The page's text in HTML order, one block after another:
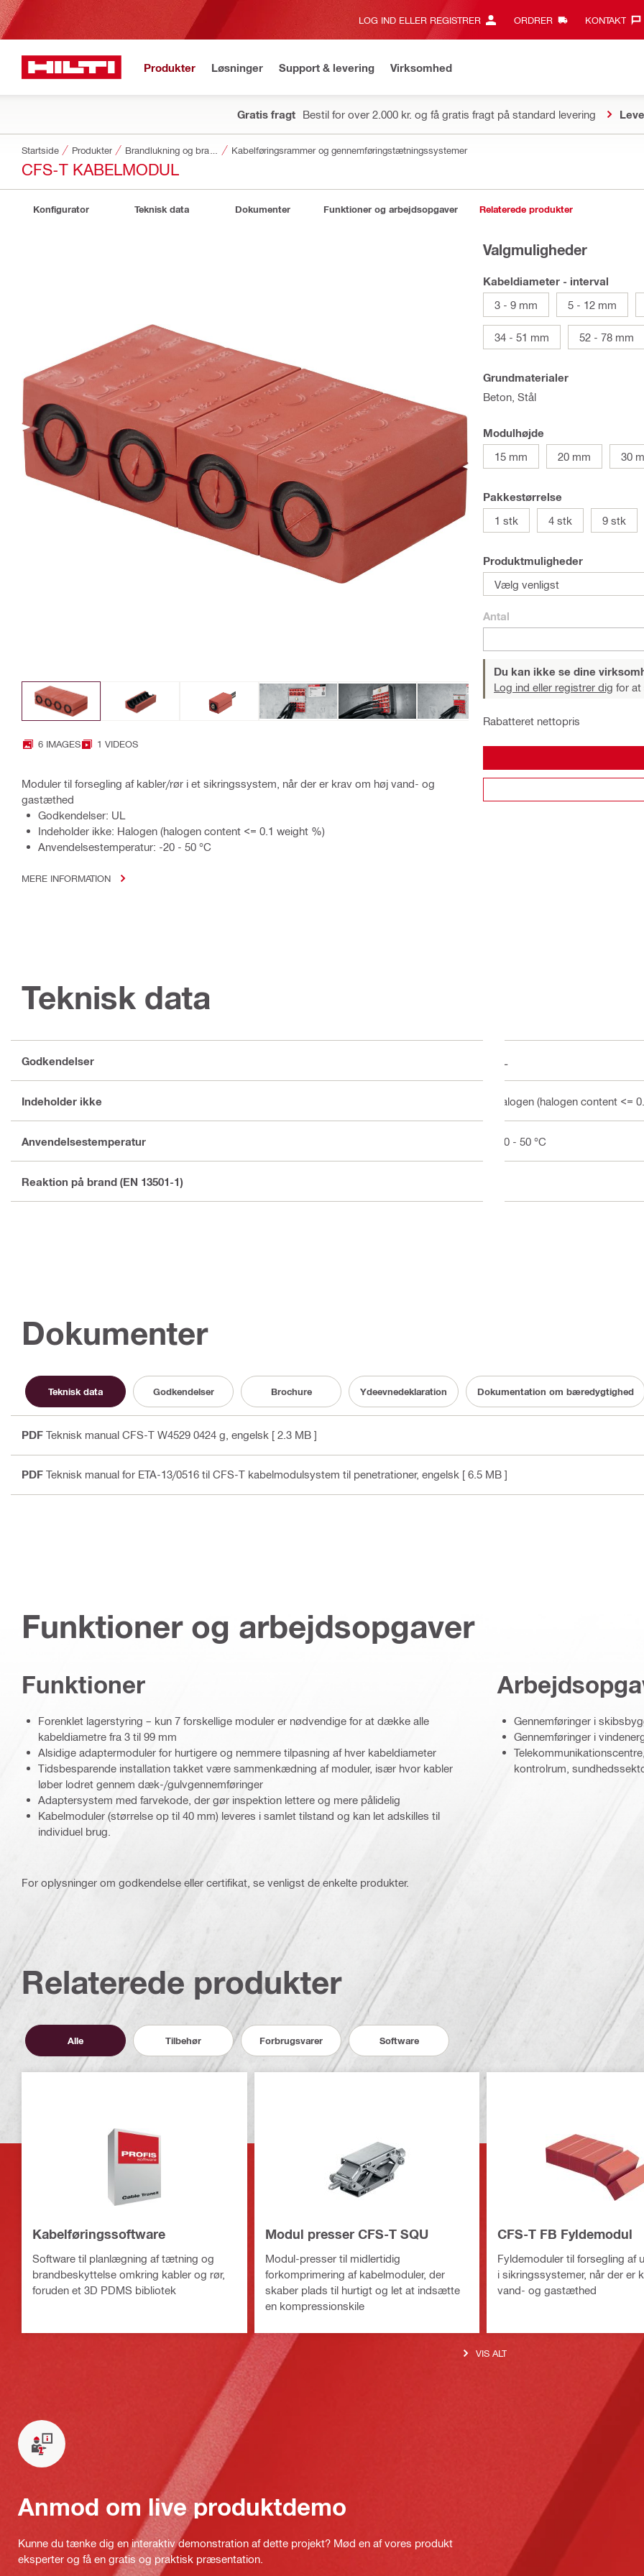
LOG IND ELLER REGISTRER ORDRER KONTAKT‎
Produkter Løsninger Support & levering Virksomhed
Gratis fragt Bestil for over 2.000 kr. og få gratis fragt på standard levering
Startside Produkter Kabelføringsrammer og gennemføringstætningssystemer
CFS-T KABELMODUL
Konfigurator Teknisk data Dokumenter Funktioner og arbejdsopgaver Relaterede produkter
6 IMAGES 1 VIDEOS
Moduler til forsegling af kabler/rør i et sikringssystem, når der er krav om høj vand- og
gastæthed
Godkendelser: UL
Indeholder ikke: Halogen (halogen content <= 0.1 weight %)
Anvendelsestemperatur: -20 - 50 °C
MERE INFORMATION
Valgmuligheder
Kabeldiameter - interval
3 - 9 mm
5 - 12 mm
34 - 51 mm 52 - 78 mm
Grundmaterialer
Beton, Stål
Modulhøjde
15 mm
20 mm 30
Pakkestørrelse
1 stk
4 stk 9 stk
Produktmuligheder
Vælg venligst
Antal
Du kan ikke se dine
Log ind eller registrer dig for at
Rabatteret nettopris
Teknisk data
Godkendelser
Indeholder ikke Halogen (halogen content <=
Anvendelsestemperatur -20 - 50 °C
Reaktion på brand (EN 13501-1)
Dokumenter
Teknisk data Godkendelser Brochure Ydeevnedeklaration Dokumentation om bæredygtighed
PDF Teknisk manual CFS-T W4529 0424 g , engelsk [ 2.3 MB ]
PDF Teknisk manual for ETA-13/0516 til CFS-T kabelmodulsystem til penetrationer, engelsk [ 6.5 MB ]
Funktioner og arbejdsopgaver
Funktioner
Forenklet lagerstyring – kun 7 forskellige moduler er nødvendige for at dække alle
kabeldiametre fra 3 til 99 mm
Alsidige adaptermoduler for hurtigere og nemmere tilpasning af hver kabeldiameter
Tidsbesparende installation takket være sammenkædning af moduler, især hvor kabler
løber lodret gennem dæk-/gulvgennemføringer
Adaptersystem med farvekode, der gør inspektion lettere og mere pålidelig
Kabelmoduler (størrelse op til 40 mm) leveres i samlet tilstand og kan let adskilles til
individuel brug.
Gennemføringer i
Gennemføringer i
kontrolrum,
For oplysninger om godkendelse eller certifikat, se venligst de enkelte produkter.
Relaterede produkter
Alle Tilbehør Forbrugsvarer Software
Kabelføringssoftware
Software til planlægning af tætning og
brandbeskyttelse omkring kabler og rør,
foruden et 3D PDMS bibliotek
Modul presser CFS-T SQU
Modul-presser til midlertidig
forkomprimering af kabelmoduler, der
skaber plads til hurtigt og let at indsætte
en kompressionskile
CFS-T FB Fyldemodul
Fyldemoduler til forsegling af
i sikringssystemer, når der er
vand- og gastæthed
VIS ALT
Anmod om live produktdemo
Kunne du tænke dig en interaktiv demonstration af dette projekt? Mød en af vores produkt
eksperter og få en gratis og praktisk præsentation.